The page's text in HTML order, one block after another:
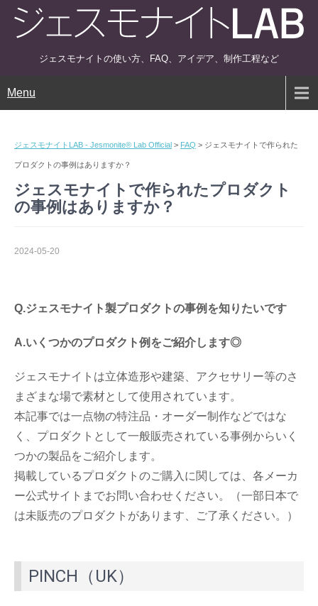
ジェスモナイトの使い方、FAQ、アイデア、制作工程など
Menu
ジェスモナイトLAB - Jesmonite® Lab Official > FAQ > ジェスモナイトで作られた
プロダクトの事例はありますか？
ジェスモナイトで作られたプロダクト
の事例はありますか？
2024-05-20
Q.ジェスモナイト製プロダクトの事例を知りたいです
A.いくつかのプロダクト例をご紹介します◎
ジェスモナイトは立体造形や建築、アクセサリー等のさ
まざまな場で素材として使用されています。
本記事では一点物の特注品・オーダー制作などではな
く、プロダクトとして一般販売されている事例からいく
つかの製品をご紹介します。
掲載しているプロダクトのご購入に関しては、各メーカ
ー公式サイトまでお問い合わせください。（一部日本で
は未販売のプロダクトがあります、ご了承ください。）
PINCH（UK）